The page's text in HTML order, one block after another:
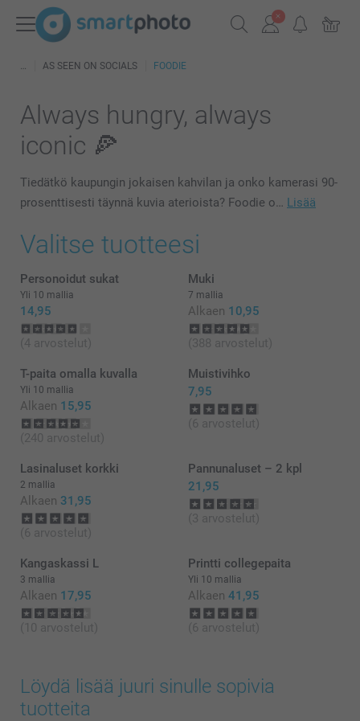
AS SEEN ON SOCIALS FOODIE
Always hungry, always
iconic 🍕
Tiedätkö kaupungin jokaisen kahvilan ja onko kamerasi 90-
prosenttisesti täynnä kuvia aterioista? Foodie o… Lisää
Valitse tuotteesi
Personoidut sukat
Yli 10 mallia
14,95
(4 arvostelut)
Muki
7 mallia
Alkaen 10,95
(388 arvostelut)
T-paita omalla kuvalla
Yli 10 mallia
Alkaen 15,95
(240 arvostelut)
Muistivihko
7,95
(6 arvostelut)
Lasinaluset korkki
2 mallia
Alkaen 31,95
(6 arvostelut)
Pannunaluset – 2 kpl
21,95
(3 arvostelut)
Kangaskassi L
3 mallia
Alkaen 17,95
(10 arvostelut)
Printti collegepaita
Yli 10 mallia
Alkaen 41,95
(6 arvostelut)
Löydä lisää juuri sinulle sopivia
tuotteita